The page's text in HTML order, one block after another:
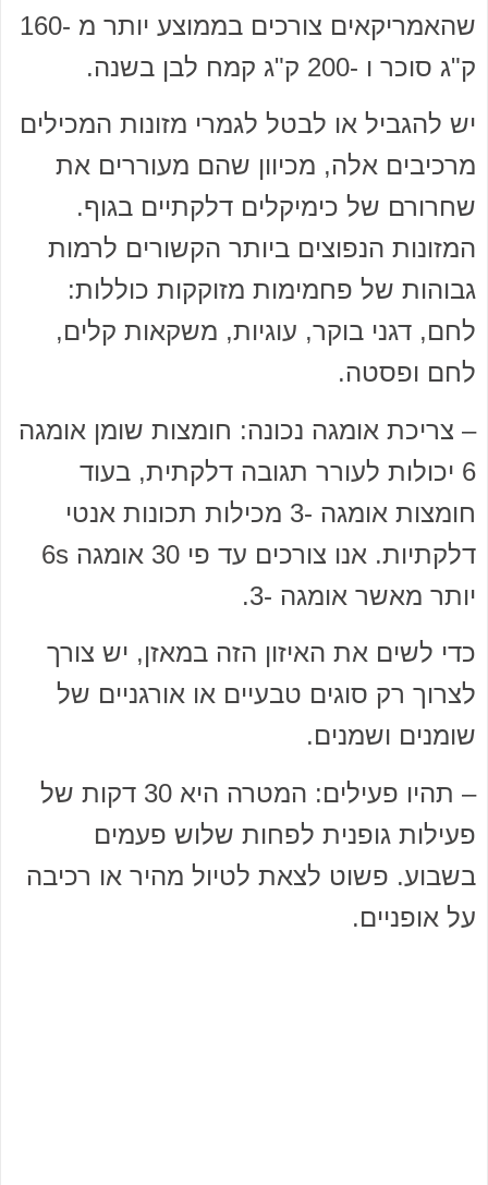
שהאמריקאים צורכים בממוצע יותר מ -160
ק"ג סוכר ו -200 ק"ג קמח לבן בשנה.
יש להגביל או לבטל לגמרי מזונות המכילים
מרכיבים אלה, מכיוון שהם מעוררים את
שחרורם של כימיקלים דלקתיים בגוף.
המזונות הנפוצים ביותר הקשורים לרמות
גבוהות של פחמימות מזוקקות כוללות:
לחם, דגני בוקר, עוגיות, משקאות קלים,
לחם ופסטה.
– צריכת אומגה נכונה: חומצות שומן אומגה
6 יכולות לעורר תגובה דלקתית, בעוד
חומצות אומגה -3 מכילות תכונות אנטי
דלקתיות. אנו צורכים עד פי 30 אומגה 6s
יותר מאשר אומגה -3.
כדי לשים את האיזון הזה במאזן, יש צורך
לצרוך רק סוגים טבעיים או אורגניים של
שומנים ושמנים.
– תהיו פעילים: המטרה היא 30 דקות של
פעילות גופנית לפחות שלוש פעמים
בשבוע. פשוט לצאת לטיול מהיר או רכיבה
על אופניים.